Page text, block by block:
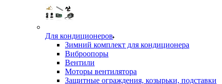
Для кондиционеров
Зимний комплект для кондиционера
Виброопоры
Вентили
Моторы вентилятора
Защитные ограждения, козырьки, подставки